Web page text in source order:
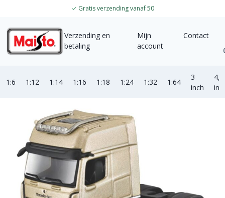
✓ Gratis verzending vanaf 50
Verzending en
betaling
Mijn
account
Contact
1:6 1:12 1:14 1:16 1:18 1:24 1:32 1:64
3
inch
4,5